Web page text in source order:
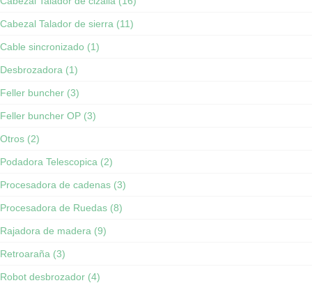
Cabezal Talador de sierra (11)
Cable sincronizado (1)
Desbrozadora (1)
Feller buncher (3)
Feller buncher OP (3)
Otros (2)
Podadora Telescopica (2)
Procesadora de cadenas (3)
Procesadora de Ruedas (8)
Rajadora de madera (9)
Retroaraña (3)
Robot desbrozador (4)